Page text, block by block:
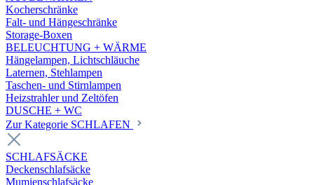
Kocherschränke
Falt- und Hängeschränke
Storage-Boxen
BELEUCHTUNG + WÄRME
Hängelampen, Lichtschläuche
Laternen, Stehlampen
Taschen- und Stirnlampen
Heizstrahler und Zeltöfen
DUSCHE + WC
Zur Kategorie SCHLAFEN
SCHLAFSÄCKE
Deckenschlafsäcke
Mumienschlafsäcke